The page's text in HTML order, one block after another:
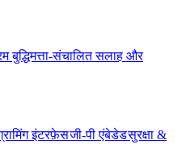
बुद्धिमत्ता-संचालित सलाह और
इंटरफ़ेस​​जी-पी एंबेडेड​​सुरक्षा &